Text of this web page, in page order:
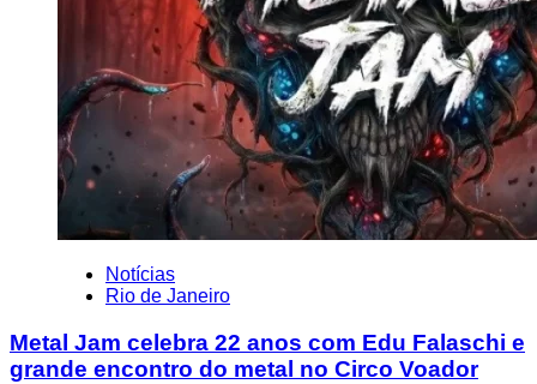
Notícias
Rio de Janeiro
Metal Jam celebra 22 anos com Edu Falaschi e
grande encontro do metal no Circo Voador